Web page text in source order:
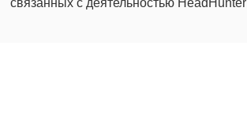
связанных с деятельностью HeadHunter